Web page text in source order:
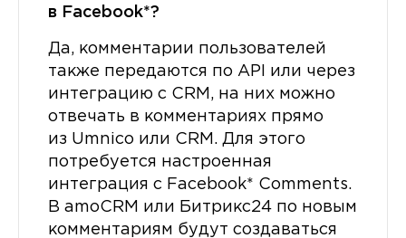
в Facebook*?
Да, комментарии пользователей
также передаются по API или через
интеграцию с CRM, на них можно
отвечать в комментариях прямо
из Umnico или CRM. Для этого
потребуется настроенная
интеграция с Facebook* Comments.
В amoCRM или Битрикс24 по новым
комментариям будут создаваться